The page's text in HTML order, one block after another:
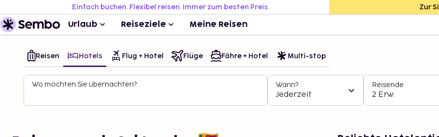
Einfach buchen. Flexibel reisen. Immer zum besten Preis. Zur
Urlaub Reiseziele Meine Reisen
Reisen Hotels Flug + Hotel Flüge Fähre + Hotel Multi-stop
Wo möchten Sie übernachten? Wann?
Jederzeit
Reisende
2 Erw.